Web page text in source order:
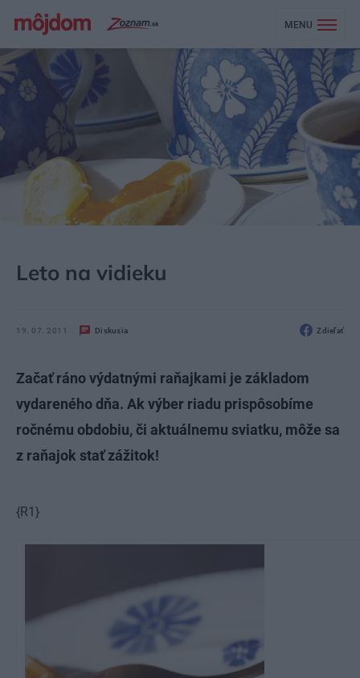
MENU
Leto na vidieku
19. 07. 2011 Diskusia Zdieľať
Začať ráno výdatnými raňajkami je základom
vydareného dňa. Ak výber riadu prispôsobíme
ročnému obdobiu, či aktuálnemu sviatku, môže sa
z raňajok stať zážitok!
{R1}